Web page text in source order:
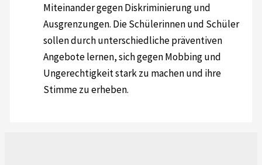
Miteinander gegen Diskriminierung und
Ausgrenzungen. Die Schülerinnen und Schüler
sollen durch unterschiedliche präventiven
Angebote lernen, sich gegen Mobbing und
Ungerechtigkeit stark zu machen und ihre
Stimme zu erheben.